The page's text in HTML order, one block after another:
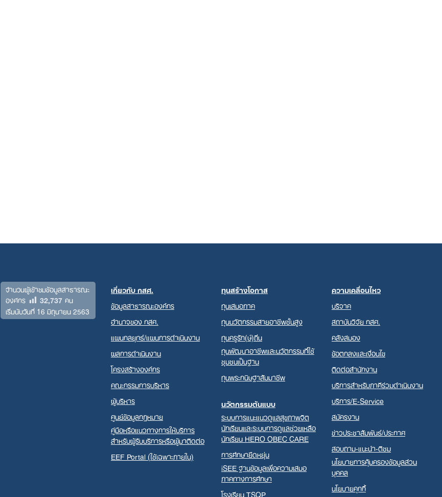
จำนวนผู้เข้าชมข้อมูลสาธารณะ
องค์กร 32,737คน
เริ่มนับวันที่ 16 มิถุนายน 2563
เกี่ยวกับ กสศ.
ข้อมูลสาธารณะองค์กร
อำนาจของ กสศ.
แผนกลยุทธ์/แผนการดำเนินงาน
ผลการดำเนินงาน
โครงสร้างองค์กร
คณะกรรมการบริหาร
ผู้บริหาร
ศูนย์ข้อมูลกฎหมาย
คู่มือหรือแนวทางการให้บริการ
สำหรับผู้รับบริการหรือผู้มาติดต่อ
EEF Portal (ใช้เฉพาะภายใน)
ทุนสร้างโอกาส
ทุนเสมอภาค
ทุนนวัตกรรมสายอาชีพชั้นสูง
ทุนครูรัก(ษ์)ถิ่น
ทุนพัฒนาอาชีพและนวัตกรรมที่ใช้
ชุมชนเป็นฐาน
ทุนพระกนิษฐาสัมมาชีพ
นวัตกรรมต้นแบบ
ระบบการแนะแนวดูแลสุขภาพจิต
นักเรียนและระบบการดูแลช่วยเหลือ
นักเรียน HERO OBEC CARE
การศึกษายืดหยุ่น
iSEE ฐานข้อมูลเพื่อความเสมอ
ภาคทางการศึกษา
โรงเรียน TSQP
ความเคลื่อนไหว
บริจาค
สถาบันวิจัย กสศ.
คลังสมอง
ข้อตกลงและเงื่อนไข
ติดต่อสำนักงาน
บริการสำหรับภาคีร่วมดำเนินงาน
บริการ/E-Service
สมัครงาน
ข่าวประชาสัมพันธ์/ประกาศ
สอบถาม-แนะนำ-ติชม
นโยบายการคุ้มครองข้อมูลส่วน
บุคคล
นโยบายคุกกี้